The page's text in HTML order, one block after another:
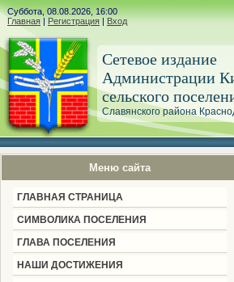
Суббота, 08.08.2026, 16:00
Главная | Регистрация | Вход
Сетевое издание
Администрации
сельского
Славянского района
Меню сайта
ГЛАВНАЯ СТРАНИЦА
СИМВОЛИКА ПОСЕЛЕНИЯ
ГЛАВА ПОСЕЛЕНИЯ
НАШИ ДОСТИЖЕНИЯ